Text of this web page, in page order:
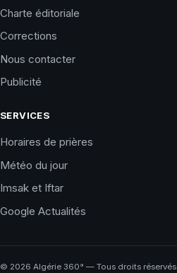
Charte éditoriale
Corrections
Nous contacter
Publicité
SERVICES
Horaires de prières
Météo du jour
Imsak et Iftar
Google Actualités
© 2026 Algérie 360° — Tous droits réservés.